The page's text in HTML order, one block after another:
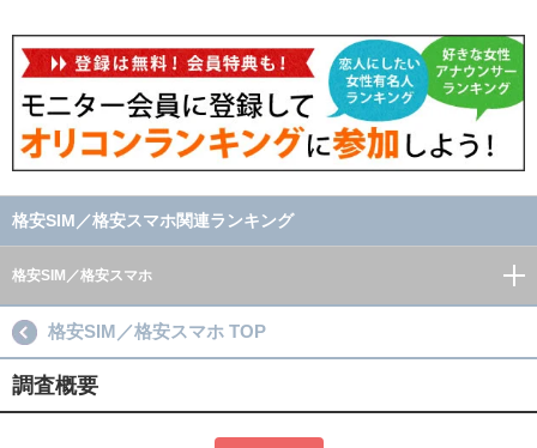
格安SIM／格安スマホ関連ランキング
格安SIM／格安スマホ
格安SIM／格安スマホ TOP
調査概要